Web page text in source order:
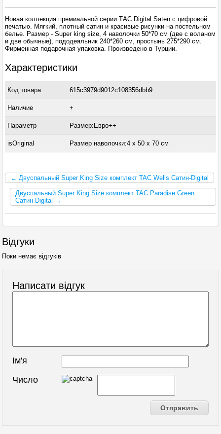
Новая коллекция премиальной серии ТАС Digital Saten с цифровой
печатью. Мягкий, плотный сатин и красивые рисунки на постельном
белье. Размер - Super king size, 4 наволочки 50*70 см (две с воланом
и две обычные), пододеяльник 240*260 см, простынь 275*290 см.
Фирменная подарочная упаковка. Произведено в Турции.
Характеристики
Код товара 615c3979d9012c108356dbb9
Наличие +
Параметр Размер:Евро++
isOriginal Размер наволочки:4 x 50 х 70 см
← Двуспальный Super King Size комплект TAC Wells Сатин-Digital
Двуспальный Super King Size комплект TAC Paradise Green
Сатин-Digital →
Відгуки
Поки немає відгуків
Написати відгук
Ім'я
Число